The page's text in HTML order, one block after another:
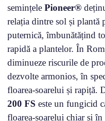
semințele Pioneer®
relația dintre sol și plantă
puternică, îmbunătățind
rapidă a plantelor. În
diminueze riscurile de
dezvolte armonios, în
floarea-soarelui și rapiță.
200 FS este un fungicid
floarea-soarelui chiar și